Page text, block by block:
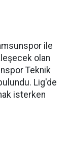
ile
olan
Teknik
Lig'de
isterken